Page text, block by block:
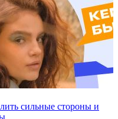
сильные стороны и